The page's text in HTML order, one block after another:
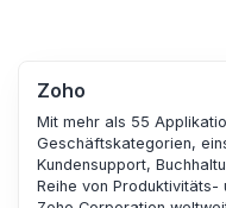
Zoho
Mit mehr als 55
Geschäftskategorien,
Kundensupport,
Reihe von